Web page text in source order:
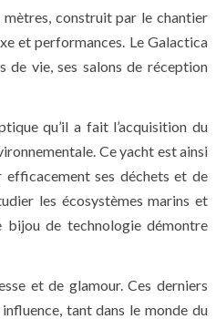
construit par le chantier
et performances. Le Galactica
de vie, ses salons de réception
qu’il a fait l’acquisition du
Ce yacht est ainsi
efficacement ses déchets et de
les écosystèmes marins et
bijou de technologie démontre
et de glamour. Ces derniers
tant dans le monde du